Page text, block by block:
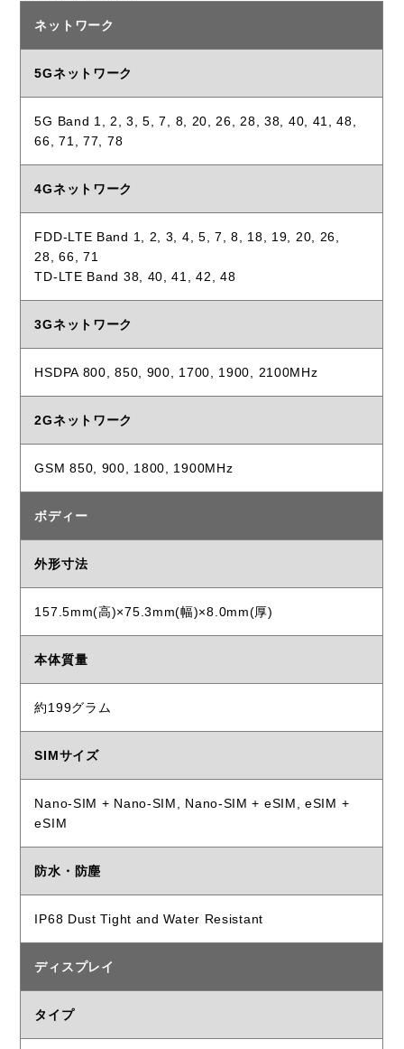
ネットワーク
5Gネットワーク
5G Band 1, 2, 3, 5, 7, 8, 20, 26, 28, 38, 40, 41, 48,
66, 71, 77, 78
4Gネットワーク
FDD-LTE Band 1, 2, 3, 4, 5, 7, 8, 18, 19, 20, 26,
28, 66, 71
TD-LTE Band 38, 40, 41, 42, 48
3Gネットワーク
HSDPA 800, 850, 900, 1700, 1900, 2100MHz
2Gネットワーク
GSM 850, 900, 1800, 1900MHz
ボディー
外形寸法
157.5mm(高)×75.3mm(幅)×8.0mm(厚)
本体質量
約199グラム
SIMサイズ
Nano-SIM + Nano-SIM, Nano-SIM + eSIM, eSIM +
eSIM
防水・防塵
IP68 Dust Tight and Water Resistant
ディスプレイ
タイプ